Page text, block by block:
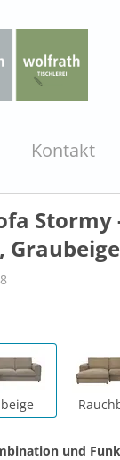
Kontakt
Graubeige
und